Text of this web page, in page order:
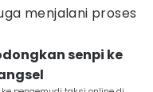
menjalani proses
senpi ke